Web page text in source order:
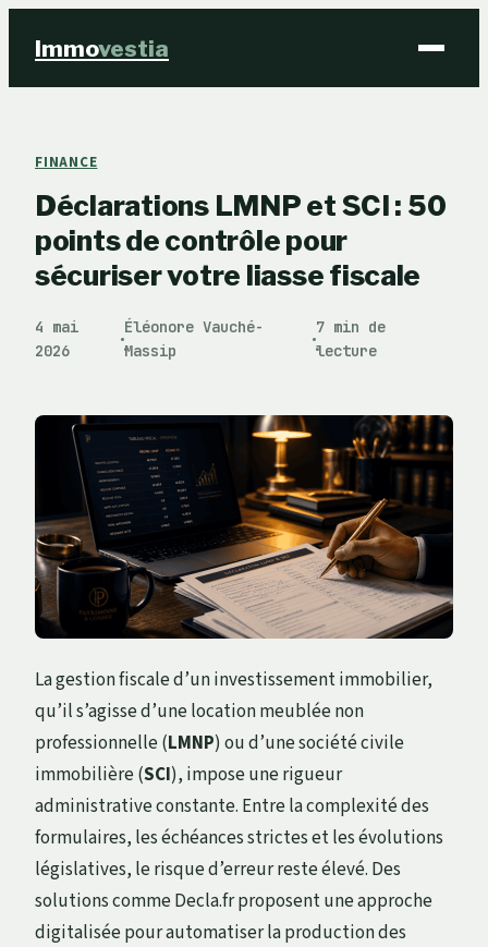
Immovestia
Immobilier
Business
Éducation & Emploi
FINANCE
Déclarations LMNP et SCI : 50
points de contrôle pour
sécuriser votre liasse fiscale
4 mai
2026
·
Éléonore Vauché-
Massip
·
7 min de
lecture
La gestion fiscale d’un investissement immobilier,
qu’il s’agisse d’une location meublée non
professionnelle (LMNP) ou d’une société civile
immobilière (SCI), impose une rigueur
administrative constante. Entre la complexité des
formulaires, les échéances strictes et les évolutions
législatives, le risque d’erreur reste élevé. Des
solutions comme Decla.fr proposent une approche
digitalisée pour automatiser la production des